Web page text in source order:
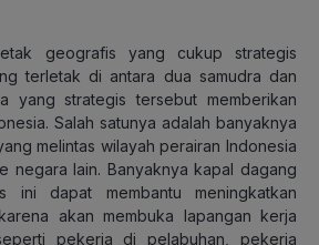
geografis yang cukup strategis
terletak di antara dua samudra dan
yang strategis tersebut memberikan
Salah satunya adalah banyaknya
melintas wilayah perairan Indonesia
negara lain. Banyaknya kapal dagang
ini dapat membantu meningkatkan
akan membuka lapangan kerja
pekerja di pelabuhan, pekerja